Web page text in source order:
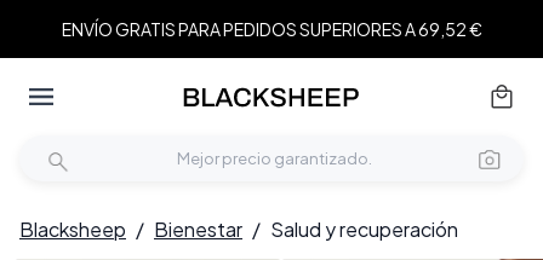
ENVÍO GRATIS PARA PEDIDOS SUPERIORES A 69,52 €
Blacksheep / Bienestar / Salud y recuperación